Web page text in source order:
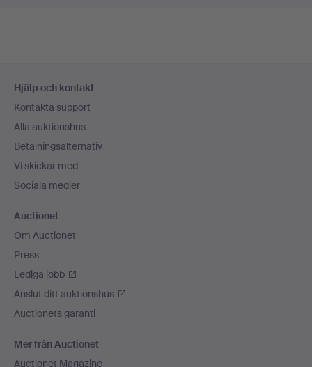
Hjälp och kontakt
Kontakta support
Alla auktionshus
Betalningsalternativ
Vi skickar med
Sociala medier
Auctionet
Om Auctionet
Press
Lediga jobb
Anslut ditt auktionshus
Auctionets garanti
Mer från Auctionet
Auctionet Magazine